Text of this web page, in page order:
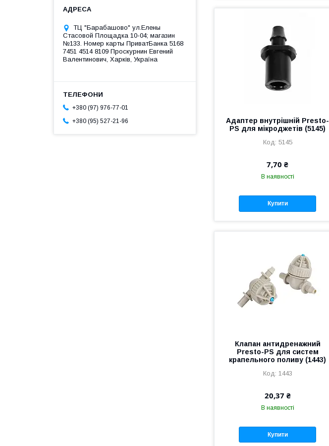
Адаптер внутрішній Presto-
PS для мікроджетів (5145)
5145
7,70 ₴
В наявності
Купити
Клапан антидренажний
Presto-PS для систем
крапельного поливу (1443)
1443
20,37 ₴
В наявності
Купити
ТЦ "Барабашово" ул.Елены
Стасовой Площадка 10-04; магазин
№133. Номер карты ПриватБанка 5168
7451 4514 8109 Проскурнин Евгений
Валентинович, Харків, Україна
+380 (97) 976-77-01
+380 (95) 527-21-96